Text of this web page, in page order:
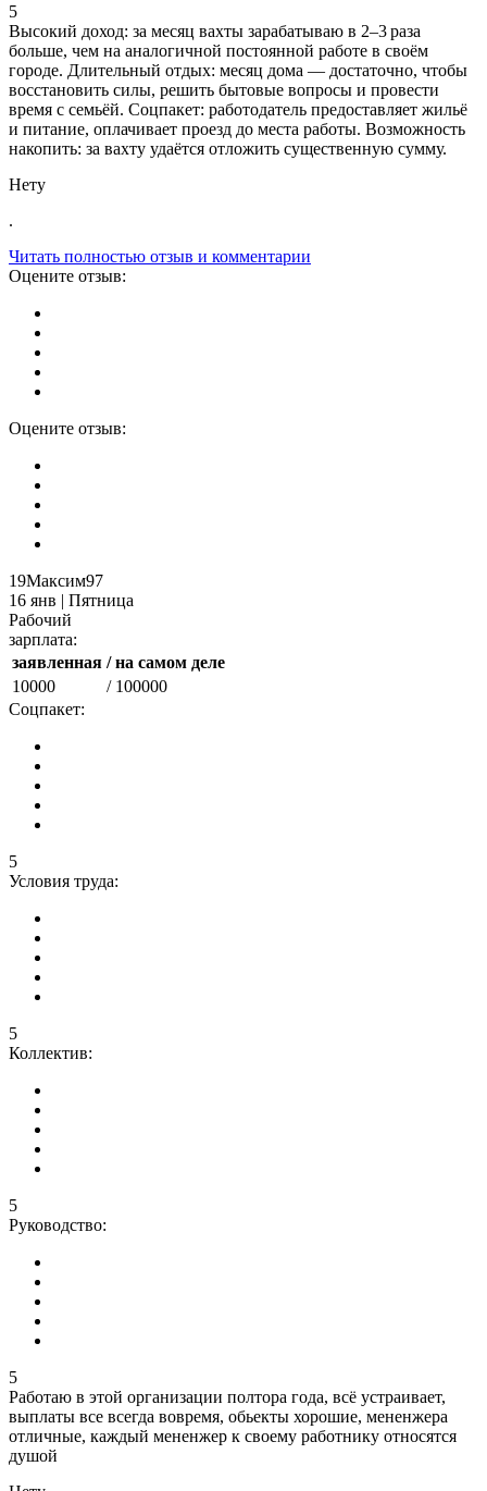
5
Высокий доход: за месяц вахты зарабатываю в 2–3 раза
больше, чем на аналогичной постоянной работе в своём
городе. Длительный отдых: месяц дома — достаточно, чтобы
восстановить силы, решить бытовые вопросы и провести
время с семьёй. Соцпакет: работодатель предоставляет жильё
и питание, оплачивает проезд до места работы. Возможность
накопить: за вахту удаётся отложить существенную сумму.
Нету
.
Читать полностью отзыв и комментарии
Оцените отзыв:
Оцените отзыв:
19Максим97
16 янв | Пятница
Рабочий
зарплата:
заявленная / на самом деле
10000
/ 100000
Соцпакет:
5
Условия труда:
5
Коллектив:
5
Руководство:
5
Работаю в этой организации полтора года, всë устраивает,
выплаты все всегда вовремя, обьекты хорошие, мененжера
отличные, каждый мененжер к своему работнику относятся
душой